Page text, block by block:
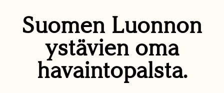
Suomen Luonnon
ystävien oma
havaintopalsta.